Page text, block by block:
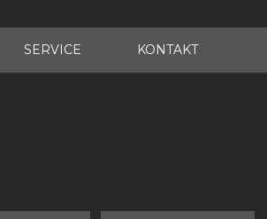
SERVICE KONTAKT